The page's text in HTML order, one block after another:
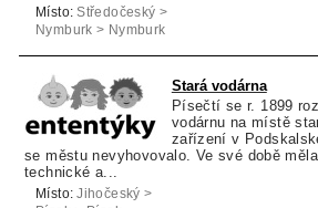
Místo: Středočeský >
Nymburk > Nymburk
Stará vodárna
Písečtí se r. 1899
vodárnu na místě
zařízení v
se městu nevyhovovalo. Ve své době
technické a...
Místo: Jihočeský >